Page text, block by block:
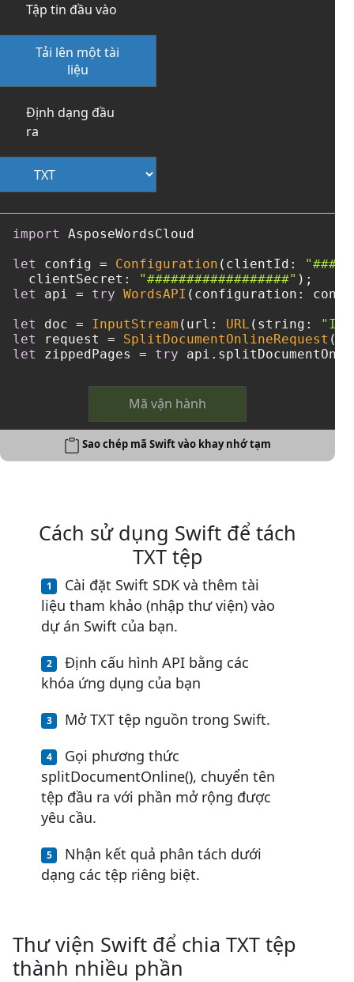
Tập tin đầu vào
Tải lên một tài
liệu
Định dạng đầu
ra
import
AsposeWordsCloud
let
config = Configuration (clientId:
  clientSecret:
"##################"
let
api = try WordsAPI (configuration:
let
doc = InputStream (url: URL (string:
let
request = SplitDocumentOnlineRequest
let
zippedPages = try
Mã vận hành
Sao chép mã Swift vào khay nhớ tạm
Cách sử dụng Swift để tách
TXT tệp
Cài đặt Swift SDK và thêm tài
liệu tham khảo (nhập thư viện) vào
dự án Swift của bạn.
Định cấu hình API bằng các
khóa ứng dụng của bạn
Mở TXT tệp nguồn trong Swift.
Gọi phương thức
splitDocumentOnline(), chuyển tên
tệp đầu ra với phần mở rộng được
yêu cầu.
Nhận kết quả phân tách dưới
dạng các tệp riêng biệt.
Thư viện Swift để chia TXT tệp
thành nhiều phần